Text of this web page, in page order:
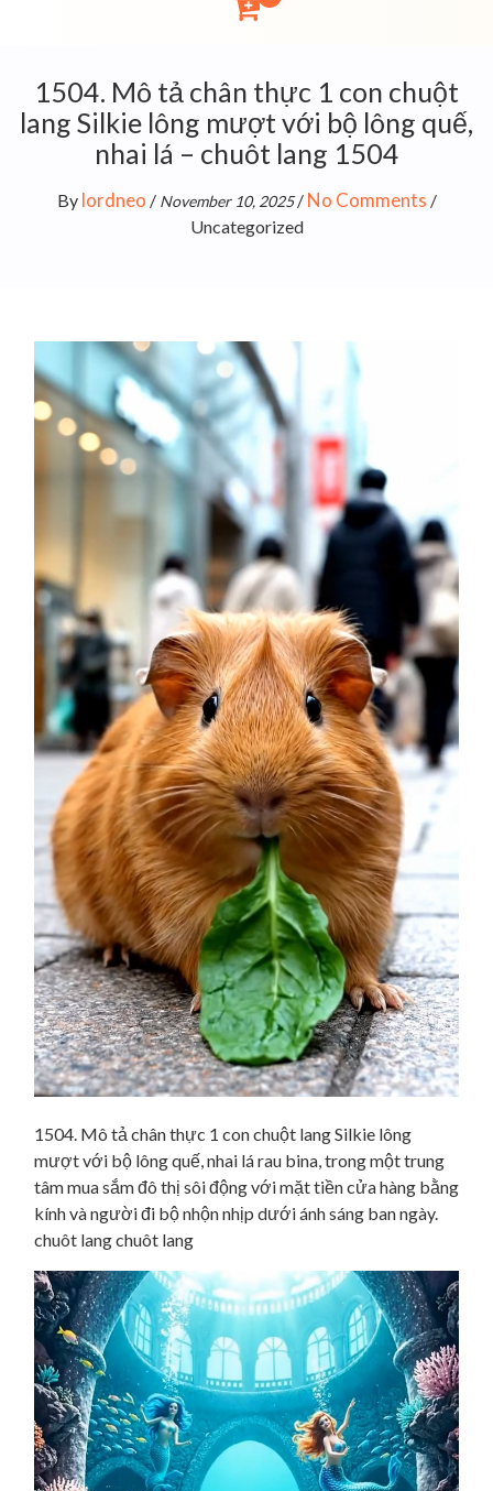
1504. Mô tả chân thực 1 con chuột
lang Silkie lông mượt với bộ lông quế,
nhai lá – chuôt lang 1504
By lordneo / November 10, 2025/ No Comments /
Uncategorized
1504. Mô tả chân thực 1 con chuột lang Silkie lông
mượt với bộ lông quế, nhai lá rau bina, trong một trung
tâm mua sắm đô thị sôi động với mặt tiền cửa hàng bằng
kính và người đi bộ nhộn nhịp dưới ánh sáng ban ngày.
chuôt lang chuôt lang